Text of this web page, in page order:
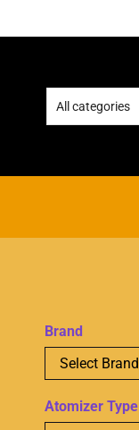
Brand
Atomizer Type